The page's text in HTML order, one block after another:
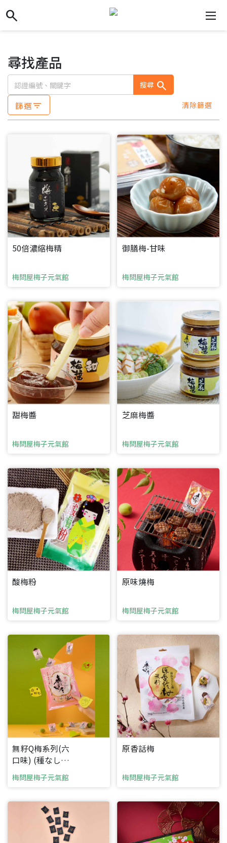
search
search dehaze
尋找產品
搜尋 search
篩選filter_list 清除篩選
50倍濃縮梅精
梅問屋梅子元氣館
御膳梅-甘味
梅問屋梅子元氣館
甜梅醬
梅問屋梅子元氣館
芝麻梅醬
梅問屋梅子元氣館
酸梅粉
梅問屋梅子元氣館
原味燒梅
梅問屋梅子元氣館
無籽Q梅系列(六
口味) (種なしQ梅
シリーズ（6つの
味))
梅問屋梅子元氣館
原香話梅
梅問屋梅子元氣館
使用植物果膠，不添加人工
香科與色素，呈現水果真實
的顏色與香氣，吃得到梅子
本身的味道。">